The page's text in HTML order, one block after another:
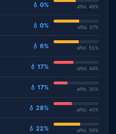
💧 0% affid. 49%
💧 0% affid. 57%
💧 6% affid. 55%
💧 17% affid. 44%
💧 17% affid. 30%
💧 28% affid. 40%
💧 22% affid. 59%